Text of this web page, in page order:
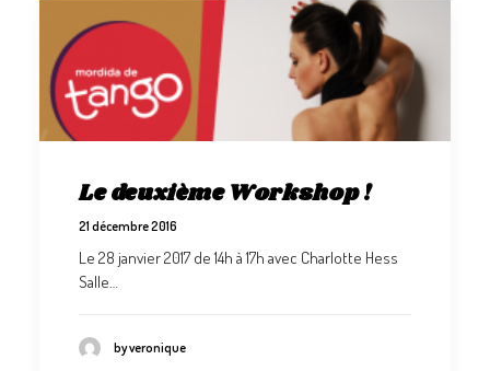
Le deuxième Workshop !
21 décembre 2016
Le 28 janvier 2017 de 14h à 17h avec Charlotte Hess
Salle…
by veronique